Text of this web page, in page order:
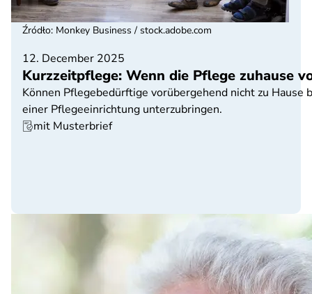
12. December 2025
Kurzzeitpflege: Wenn die Pflege zuhause
Können Pflegebedürftige vorübergehend nicht zu
einer Pflegeeinrichtung unterzubringen.
mit Musterbrief
Źródło: Monkey Business / stock.adobe.com